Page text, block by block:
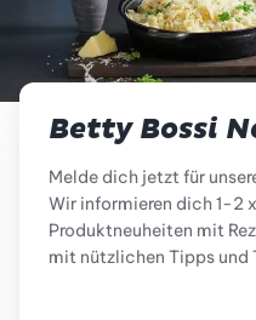
Betty Bossi
Melde dich jetzt für
Wir informieren dich 1-2
Produktneuheiten mit
mit nützlichen Tipps und